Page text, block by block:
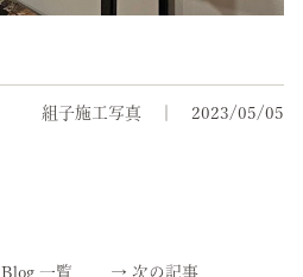
組子施工写真 2023/05/05
Blog 一覧 → 次の記事